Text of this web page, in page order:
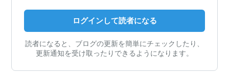
ログインして読者になる
読者になると、ブログの更新を簡単にチェックしたり、
更新通知を受け取ったりできるようになります。